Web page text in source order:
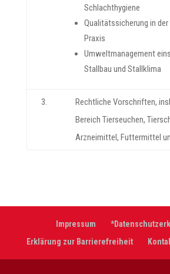
Schlachthygiene
Qualitätssicherung in
Praxis
Umweltmanagement
Stallbau und Stallklima
3.
Rechtliche Vorschriften,
Bereich Tierseuchen,
Arzneimittel, Futtermittel
Impressum
Erklärung zur Barrierefreiheit